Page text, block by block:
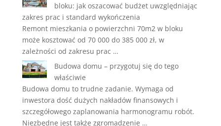
bloku: jak oszacować budżet uwzględniając
zakres prac i standard wykończenia
Remont mieszkania o powierzchni 70m2 w bloku
może kosztować od 70 000 do 385 000 zł, w
zależności od zakresu prac …
Budowa domu – przygotuj się do tego
właściwie
Budowa domu to trudne zadanie. Wymaga od
inwestora dość dużych nakładów finansowych i
szczegółowego zaplanowania harmonogramu robót.
Niezbędne jest także zgromadzenie …